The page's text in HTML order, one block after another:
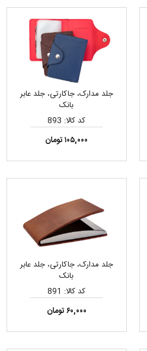
جلد مدارک، جاکارتی، جلد عابر
بانک
کد کالا: 893
۱۰۵,۰۰۰ تومان
جلد مدارک، جاکارتی، جلد عابر
بانک
کد کالا: 891
۶۰,۰۰۰ تومان